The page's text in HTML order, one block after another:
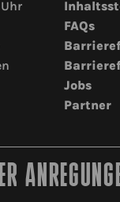
FAQs
Jobs
Partner